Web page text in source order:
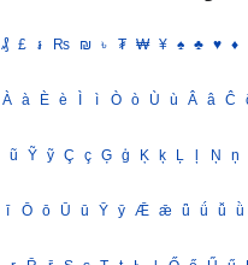
₰ £ ៛ ₨ ₪ ৳ ₮ ₩ ¥ ♠ ♣ ♥ ♦
À à È è Ì ì Ò ò Ù ù Â â Ĉ
ũ Ỹ ỹ Ç ç Ģ ģ Ķ ķ Ļ ļ Ņ ņ
ī Ō ō Ū ū Ȳ ȳ Ǣ ǣ ǖ ǘ ǚ ǜ